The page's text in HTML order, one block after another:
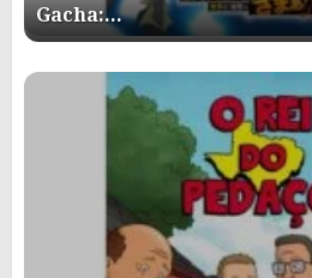
Gacha:…